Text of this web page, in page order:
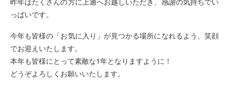
っぱいです。
今年も皆様の「お気に入り」が見つかる場所になれるよう、笑顔
でお迎えいたします。
本年も皆様にとって素敵な1年となりますように！
どうぞよろしくお願いいたします。